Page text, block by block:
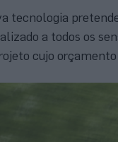
tecnologia
a todos os
cujo